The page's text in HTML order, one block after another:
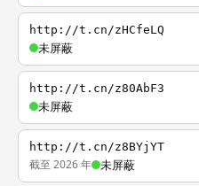
http://t.cn/zHCfeLQ
未屏蔽
http://t.cn/z80AbF3
未屏蔽
http://t.cn/z8BYjYT
截至 2026 年 未屏蔽